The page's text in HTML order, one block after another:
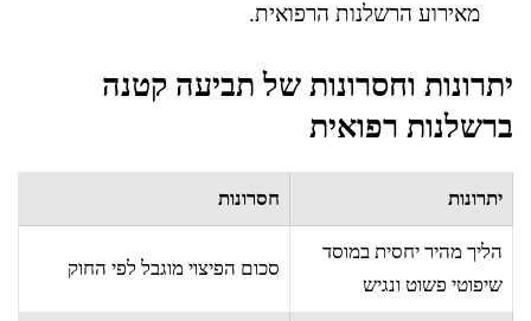
מאירוע הרשלנות הרפואית.
יתרונות וחסרונות של תביעה קטנה
ברשלנות רפואית
יתרונות חסרונות
הליך מהיר יחסית במוסד
שיפוטי פשוט ונגיש
סכום הפיצוי מוגבל לפי החוק